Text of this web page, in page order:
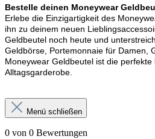
Bestelle deinen Moneywear
Erlebe die Einzigartigkeit des
ihn zu deinem neuen
Geldbeutel noch heute und
Geldbörse, Portemonnaie für Damen,
Moneywear Geldbeutel ist die
Alltagsgarderobe.
Menü schließen
0 von 0 Bewertungen